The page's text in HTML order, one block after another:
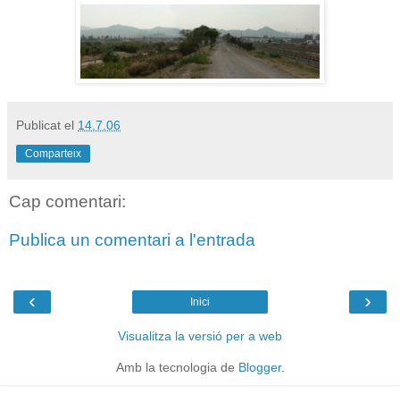
Publicat el 14.7.06
Comparteix
Cap comentari:
Publica un comentari a l'entrada
‹ ›
Inici
Visualitza la versió per a web
Amb la tecnologia de Blogger.